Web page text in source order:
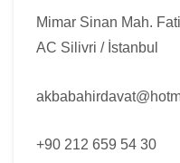
Mimar Sinan Mah.
AC Silivri / İstanbul
+90 212 659 54 30